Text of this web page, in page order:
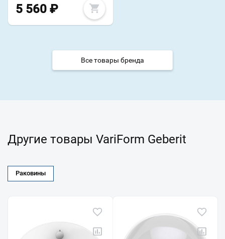
5 560 ₽
Все товары бренда
Другие товары VariForm Geberit
Раковины